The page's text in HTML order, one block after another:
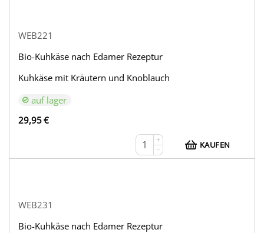
WEB221
Bio-Kuhkäse nach Edamer Rezeptur
Kuhkäse mit Kräutern und Knoblauch
auf lager
29,95€
+
−
KAUFEN
WEB231
Bio-Kuhkäse nach Edamer Rezeptur